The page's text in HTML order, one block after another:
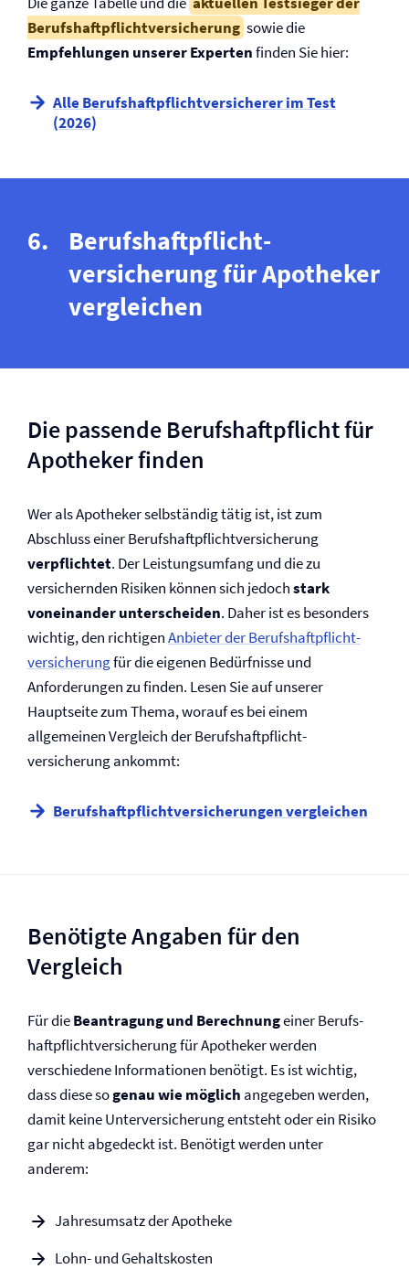
Berufs­­haftpflicht­­versicherung sowie die
Empfehlungen unserer Expertenfinden Sie hier:
Alle Berufs­­haftpflicht­­versicherer im Test
(2026)
Berufs­haftpflicht­
versicherung für Apotheker
vergleichen
Die passende Berufs­haftpflicht für
Apotheker finden
Wer als Apotheker selbständig tätig ist, ist zum
Abschluss einer Berufs­haftpflicht­versicherung
verpflichtet. Der Leistungsumfang und die zu
versichernden Risiken können sich jedochstark
voneinander unterscheiden. Daher ist es besonders
wichtig, den richtigenAnbieter der Berufs­haftpflicht­
versicherungfür die eigenen Bedürfnisse und
Anforderungen zu finden. Lesen Sie auf unserer
Hauptseite zum Thema, worauf es bei einem
allgemeinen Vergleich der Berufs­haftpflicht­
versicherung ankommt:
Berufs­haftpflicht­versicherungen vergleichen
Benötigte Angaben für den
Vergleich
Für dieBeantragung und Berechnungeiner Berufs­
haftpflicht­versicherung für Apotheker werden
verschiedene Informationen benötigt. Es ist wichtig,
dass diese sogenau wie möglich angegeben werden,
damit keine Unter­versicherung entsteht oder ein Risiko
gar nicht abgedeckt ist. Benötigt werden unter
anderem:
Jahresumsatz der Apotheke
Lohn- und Gehaltskosten